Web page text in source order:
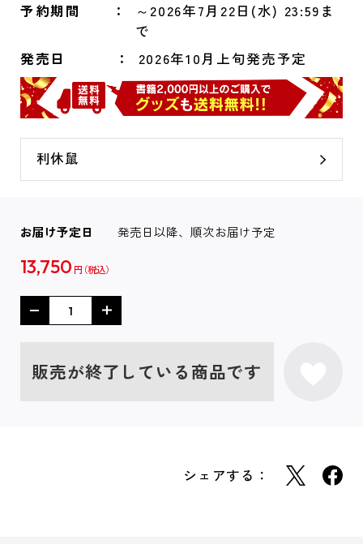
予約期間
～2026年7月22日(水) 23:59ま
で
発売日
2026年10月上旬発売予定
利休鼠
お届け予定日 発売日以降、順次お届け予定
13,750 円
販売が終了している商品です
シェアする：